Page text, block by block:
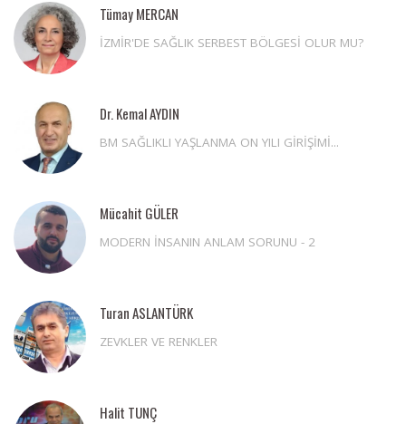
Tümay MERCAN
İZMİR'DE SAĞLIK SERBEST BÖLGESİ OLUR MU?
Dr. Kemal AYDIN
BM SAĞLIKLI YAŞLANMA ON YILI GİRİŞİMİ...
Mücahit GÜLER
MODERN İNSANIN ANLAM SORUNU - 2
Turan ASLANTÜRK
ZEVKLER VE RENKLER
Halit TUNÇ